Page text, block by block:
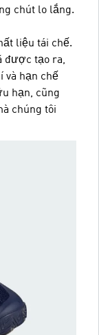
chút lo lắng.
liệu tái chế.
được tạo ra,
và hạn chế
hạn, cũng
chúng tôi